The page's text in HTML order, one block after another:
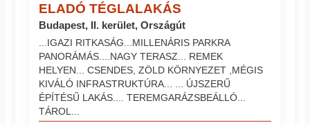
ELADÓ TÉGLALAKÁS
Budapest, II. kerület, Országút
...IGAZI RITKASÁG...MILLENÁRIS PARKRA
PANORÁMÁS....NAGY TERASZ... REMEK
HELYEN... CSENDES, ZÖLD KÖRNYEZET ,MÉGIS
KIVÁLÓ INFRASTRUKTÚRA... ... ÚJSZERŰ
ÉPÍTÉSŰ LAKÁS.... TEREMGARÁZSBEÁLLÓ...
TÁROL...